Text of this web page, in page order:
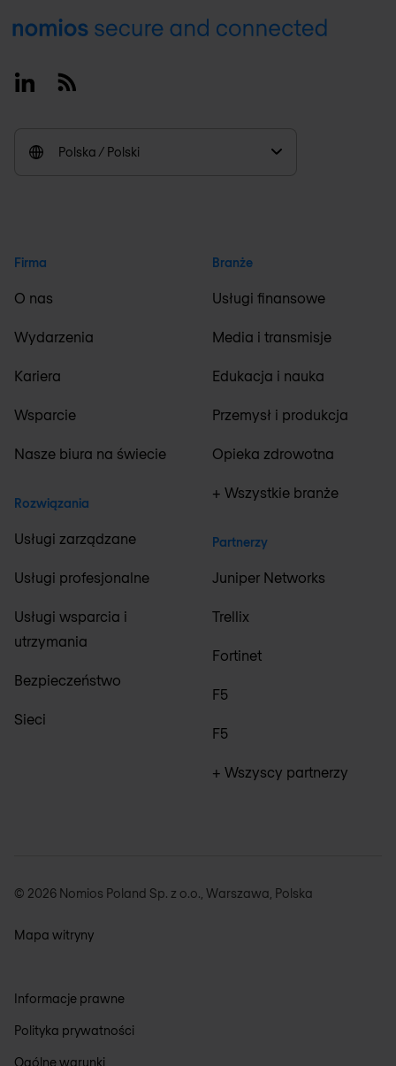
Footer
LinkedinRSS
Polska / Polski
Firma
O nas
Wydarzenia
Kariera
Wsparcie
Nasze biura na świecie
Rozwiązania
Usługi zarządzane
Usługi profesjonalne
Usługi wsparcia i
utrzymania
Bezpieczeństwo
Sieci
Branże
Usługi finansowe
Media i transmisje
Edukacja i nauka
Przemysł i produkcja
Opieka zdrowotna
+ Wszystkie branże
Partnerzy
Juniper Networks
Trellix
Fortinet
F5
F5
+ Wszyscy partnerzy
© 2026 Nomios Poland Sp. z o.o., Warszawa, Polska
Mapa witryny
Informacje prawne
Polityka prywatności
Ogólne warunki